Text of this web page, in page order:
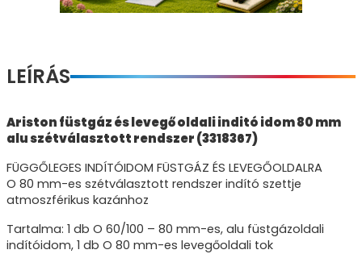
LEÍRÁS
Ariston füstgáz és levegő oldali inditó idom 80 mm
alu szétválasztott rendszer (3318367)
FÜGGŐLEGES INDÍTÓIDOM FÜSTGÁZ ÉS LEVEGŐOLDALRA
O 80 mm-es szétválasztott rendszer indító szettje
atmoszférikus kazánhoz
Tartalma: 1 db O 60/100 – 80 mm-es, alu füstgázoldali
indítóidom, 1 db O 80 mm-es levegőoldali tok